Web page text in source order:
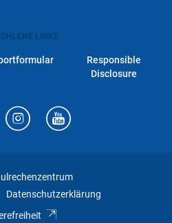
LINKS
Responsible
Disclosure
Datenschutzerklärung